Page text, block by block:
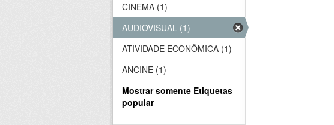
CINEMA (1)
AUDIOVISUAL (1)
ATIVIDADE ECONÔMICA (1)
ANCINE (1)
Mostrar somente Etiquetas
popular